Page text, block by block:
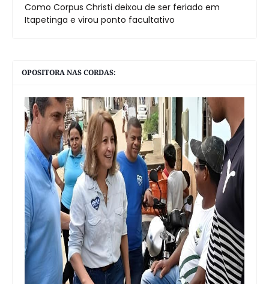
Como Corpus Christi deixou de ser feriado em
Itapetinga e virou ponto facultativo
OPOSITORA NAS CORDAS: